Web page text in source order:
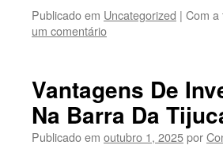
Publicado em Uncategorized | Com a
um comentário
Vantagens De
Na Barra Da
Publicado em outubro 1, 2025por